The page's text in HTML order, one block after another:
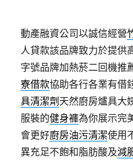
動產融資公司以誠信經營
人貸款該品牌致力於提供
字號品牌加熱菸二回機推
寮借款協助各行各業有借
具清潔劑 天然廚房爐具大
服裝的健身褲為你展示完
會更好廚房油污清潔使用
異充足不飽和脂肪酸及減